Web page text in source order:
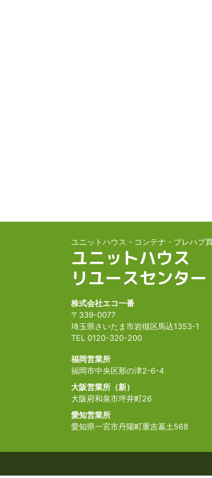
ユニットハウス・コンテナ・プレハブ
ユニットハウス
リユースセンター
株式会社エコ一番
〒339-0077
埼玉県さいたま市岩槻区馬込1353-1
TEL 0120-320-200
福岡営業所
福岡市中央区那の津2-6-4
大阪営業所（新）
大阪府和泉市坪井町26
愛知営業所
愛知県一宮市丹陽町重吉墓土568